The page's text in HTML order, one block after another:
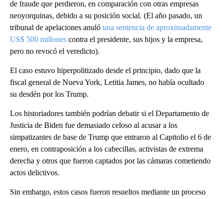
de fraude que perdieron, en comparación con otras empresas
neoyorquinas, debido a su posición social. (El año pasado, un
tribunal de apelaciones anuló una sentencia de aproximadamente
US$ 500 millones contra el presidente, sus hijos y la empresa,
pero no revocó el veredicto).
El caso estuvo hiperpolitizado desde el principio, dado que la
fiscal general de Nueva York, Letitia James, no había ocultado
su desdén por los Trump.
Los historiadores también podrían debatir si el Departamento de
Justicia de Biden fue demasiado celoso al acusar a los
simpatizantes de base de Trump que entraron al Capitolio el 6 de
enero, en contraposición a los cabecillas, activistas de extrema
derecha y otros que fueron captados por las cámaras cometiendo
actos delictivos.
Sin embargo, estos casos fueron resueltos mediante un proceso